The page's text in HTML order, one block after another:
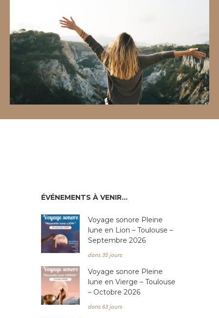
ÉVÉNEMENTS À VENIR…
Voyage sonore Pleine
lune en Lion – Toulouse –
Septembre 2026
dans 35 jours
Voyage sonore Pleine
lune en Vierge – Toulouse
– Octobre 2026
dans 63 jours